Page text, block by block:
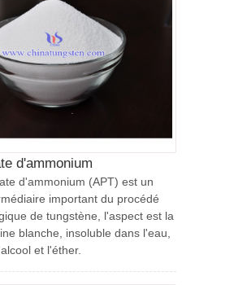
d'ammonium
d'ammonium (APT) est un
important du procédé
de tungstène, l'aspect est la
blanche, insoluble dans l'eau,
et l'éther.